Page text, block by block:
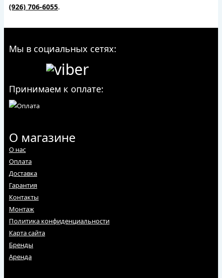
(926) 706-6055.
Мы в социальных сетях:
Принимаем к оплате:
О магазине
О нас
Оплата
Доставка
Гарантия
Контакты
Монтаж
Политика конфиденциальности
Карта сайта
Бренды
Аренда